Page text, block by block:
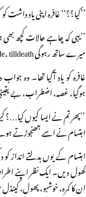
’’کیا؟؟‘‘ غافرہ اپنی یاد داشت
’’یہی کہ چاہے حالات کچھ
میرے ساتھ رہوگی Always on my side, tilldeath”۔
غافرہ کو یاد آگیا تھا۔ وہ
ہوگیا، غصہ، اضطراب، بے
’’پھر تم نے ایسا کیوں کیا…؟
ابتسام نے اسے جھنجوڑتے
ابتسام کے یوں بدلتے انداز کو
کھول دیں۔ ایک نظر اپنے
ان کا کمرہ، خوشبو، پھول،